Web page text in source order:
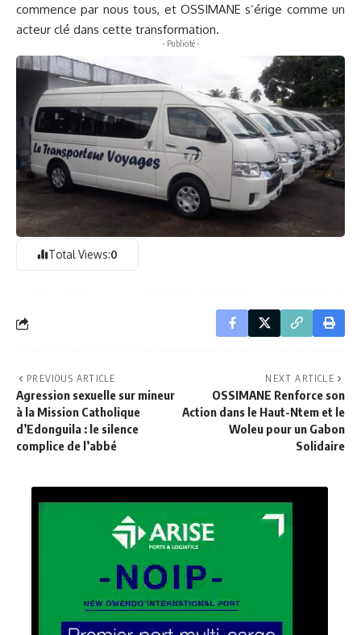
commence par nous tous, et OSSIMANE s’érige comme un
acteur clé dans cette transformation.
- Publicité -
Total Views:0
PREVIOUS ARTICLE
Agression sexuelle sur mineur
à la Mission Catholique
d’Edonguila : le silence
complice de l’abbé
NEXT ARTICLE
OSSIMANE Renforce son
Action dans le Haut-Ntem et le
Woleu pour un Gabon
Solidaire